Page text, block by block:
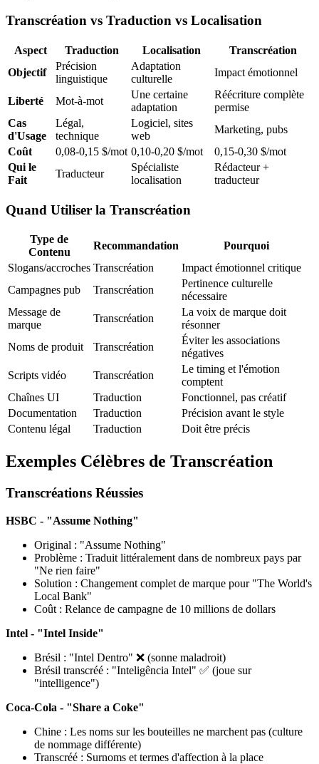
Transcréation vs Traduction vs Localisation
Aspect Traduction Localisation
Transcréation
Objectif
Précision
linguistique
Adaptation
culturelle
Impact émotionnel
Liberté Mot-à-mot
Une certaine
adaptation
Réécriture complète
permise
Cas
d'Usage
Légal,
technique
Logiciel, sites
web
Marketing, pubs
Coût
0,08-0,15 $/mot 0,10-0,20 $/mot
0,15-0,30 $/mot
Qui le
Fait
Traducteur
Spécialiste
localisation
Rédacteur +
traducteur
Quand Utiliser la Transcréation
Type de
Contenu
Recommandation
Pourquoi
Slogans/accroches Transcréation
Impact émotionnel critique
Campagnes pub
Transcréation
Pertinence culturelle
nécessaire
Message de
marque
Transcréation
La voix de marque doit
résonner
Noms de produit
Transcréation
Éviter les associations
négatives
Scripts vidéo
Transcréation
Le timing et l'émotion
comptent
Chaînes UI
Traduction
Fonctionnel, pas créatif
Documentation
Traduction
Précision avant le style
Contenu légal
Traduction Doit être précis
Exemples Célèbres de Transcréation
Transcréations Réussies
HSBC - "Assume Nothing"
Original : "Assume Nothing"
Problème : Traduit littéralement dans de nombreux pays par
"Ne rien faire"
Solution : Changement complet de marque pour "The World's
Local Bank"
Coût : Relance de campagne de 10 millions de dollars
Intel - "Intel Inside"
Brésil : "Intel Dentro" ❌ (sonne maladroit)
Brésil transcréé : "Inteligência Intel" ✅ (joue sur
"intelligence")
Coca-Cola - "Share a Coke"
Chine : Les noms sur les bouteilles ne marchent pas (culture
de nommage différente)
Transcréé : Surnoms et termes d'affection à la place